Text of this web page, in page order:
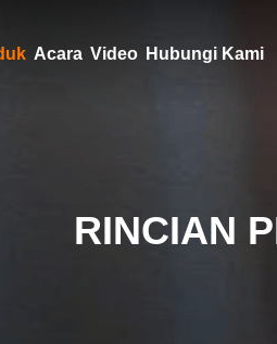
Acara Video Hubungi Kami
RINCIAN